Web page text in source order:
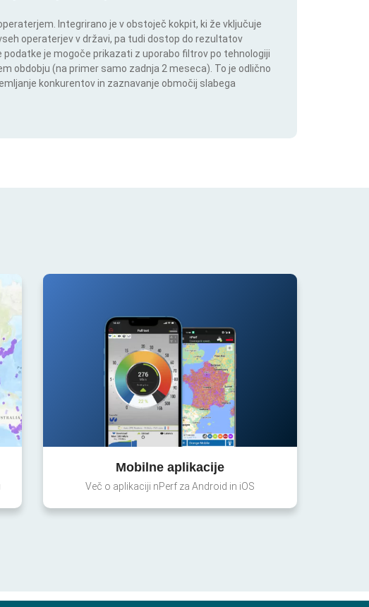
Integrirano je v obstoječ kokpit, ki že vključuje
operaterjev v državi, pa tudi dostop do rezultatov
je mogoče prikazati z uporabo filtrov po tehnologiji
obdobju (na primer samo zadnja 2 meseca). To je odlično
konkurentov in zaznavanje območij slabega
Mobilne aplikacije
Več o aplikaciji nPerf za Android in iOS